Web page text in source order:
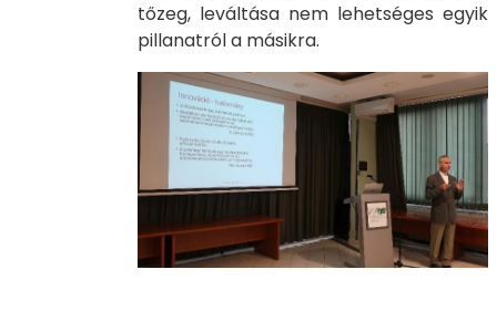
tőzeg, leváltása nem lehetséges egyik
pillanatról a másikra.